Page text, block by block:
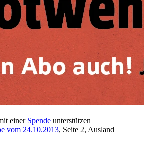
einer Spende unterstützen
vom 24.10.2013, Seite 2, Ausland